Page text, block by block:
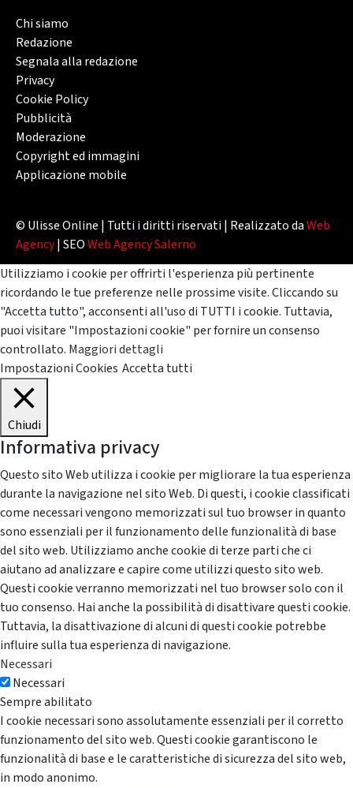
Chi siamo
Redazione
Segnala alla redazione
Privacy
Cookie Policy
Pubblicità
Moderazione
Copyright ed immagini
Applicazione mobile
© Ulisse Online | Tutti i diritti riservati | Realizzato daWeb
Agency| SEOWeb Agency Salerno
Utilizziamo i cookie per offrirti l'esperienza più pertinente
ricordando le tue preferenze nelle prossime visite. Cliccando su
"Accetta tutto", acconsenti all'uso di TUTTI i cookie. Tuttavia,
puoi visitare "Impostazioni cookie" per fornire un consenso
controllato. Maggiori dettagli
Impostazioni Cookies Accetta tutti
Chiudi
Informativa privacy
Questo sito Web utilizza i cookie per migliorare la tua esperienza
durante la navigazione nel sito Web. Di questi, i cookie classificati
come necessari vengono memorizzati sul tuo browser in quanto
sono essenziali per il funzionamento delle funzionalità di base
del sito web. Utilizziamo anche cookie di terze parti che ci
aiutano ad analizzare e capire come utilizzi questo sito web.
Questi cookie verranno memorizzati nel tuo browser solo con il
tuo consenso. Hai anche la possibilità di disattivare questi cookie.
Tuttavia, la disattivazione di alcuni di questi cookie potrebbe
influire sulla tua esperienza di navigazione.
Necessari
Necessari
Sempre abilitato
I cookie necessari sono assolutamente essenziali per il corretto
funzionamento del sito web. Questi cookie garantiscono le
funzionalità di base e le caratteristiche di sicurezza del sito web,
in modo anonimo.